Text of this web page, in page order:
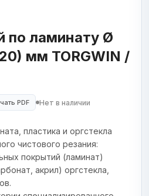
по ламинату Ø
мм TORGWIN /
PDF Нет в наличии
пластика и оргстекла
чистового резания:
покрытий (ламинат)
акрил) оргстекла,